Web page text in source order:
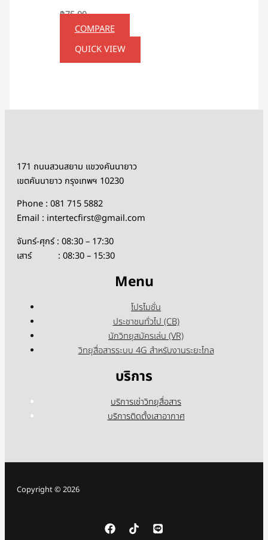
฿75.00
COMPARE
QUICK VIEW
171 ถนนสวนสยาม แขวงคันนายาว
เขตคันนายาว กรุงเทพฯ 10230
Phone : 081 715 5882
Email : intertecfirst@gmail.com
จันทร์-ศุกร์ : 08:30 – 17:30
เสาร์ : 08:30 – 15:30
Menu
โปรโมชั่น
ประชาชนทั่วไป (CB)
นักวิทยุสมัครเล่น (VR)
วิทยุสื่อสารระบบ 4G สำหรับงานระยะไกล
บริการ
บริการเช่าวิทยุสื่อสาร
บริการติดตั้งเสาอากาศ
Copyright © 2026